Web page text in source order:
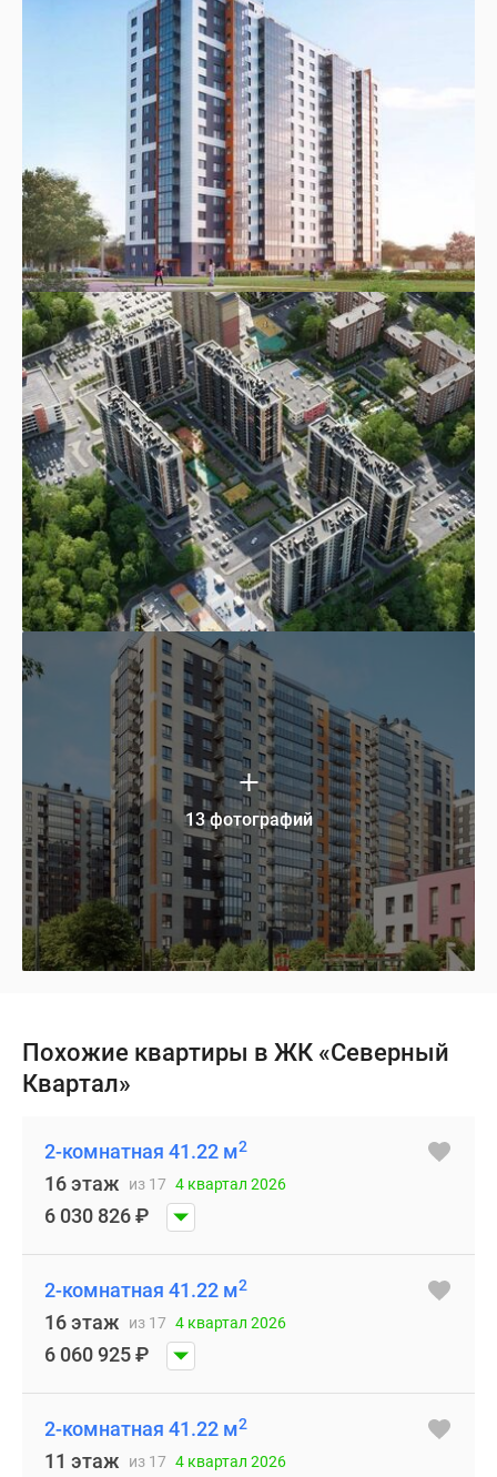
13 фотографий
Похожие квартиры в ЖК «Северный
Квартал»
2-комнатная 41.22 м2
16 этаж из 17 4 квартал 2026
6 030 826₽
2-комнатная 41.22 м2
16 этаж из 17 4 квартал 2026
6 060 925₽
2-комнатная 41.22 м2
11 этаж из 17 4 квартал 2026